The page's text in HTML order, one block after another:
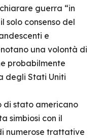
guerra “in
solo consenso del
e
una volontà di
probabilmente
degli Stati Uniti
di stato americano
simbiosi con il
numerose trattative